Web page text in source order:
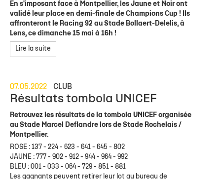
En s'imposant face à Montpellier, les Jaune et Noir ont
validé leur place en demi-finale de Champions Cup ! Ils
affronteront le Racing 92 au Stade Bollaert-Delelis, à
Lens, ce dimanche 15 mai à 16h !
Lire la suite
07.05.2022 CLUB
Résultats tombola UNICEF
Retrouvez les résultats de la tombola UNICEF organisée
au Stade Marcel Deflandre lors de Stade Rochelais /
Montpellier.
ROSE : 137 - 224 - 623 - 641 - 645 - 802
JAUNE : 777 - 902 - 912 - 944 - 964 - 992
BLEU : 001 - 033 - 064 - 729 - 851 - 881
Les gagnants peuvent retirer leur lot au bureau de